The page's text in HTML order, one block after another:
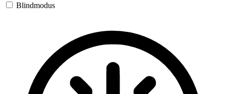
Blindmodus